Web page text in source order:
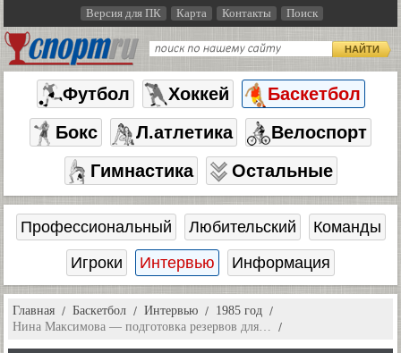
Версия для ПК Карта Контакты Поиск
НАЙТИ
Футбол Хоккей
Баскетбол
Бокс
Л.атлетика
Велоспорт
Гимнастика
Остальные
Профессиональный Любительский
Команды
Игроки
Интервью Информация
Главная Баскетбол Интервью
1985 год
Нина Максимова — подготовка резервов для…